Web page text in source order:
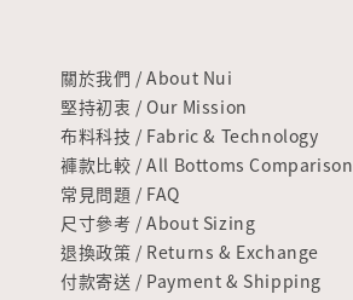
關於我們 / About Nui
堅持初衷 / Our Mission
布料科技 / Fabric & Technology
褲款比較 / All Bottoms Comparison
常見問題 / FAQ
尺寸參考 / About Sizing
退換政策 / Returns & Exchange
付款寄送 / Payment & Shipping